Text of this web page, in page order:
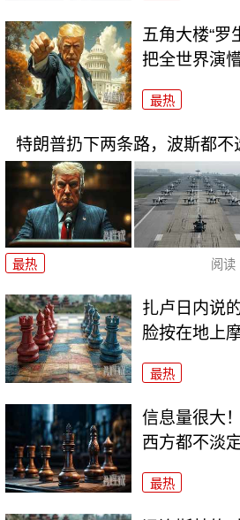
五角大楼“罗
把全世界演
最热
特朗普扔下两条路，波斯都不
最热 阅读
扎卢日内说
脸按在地上
最热
信息量很大
西方都不淡
最热